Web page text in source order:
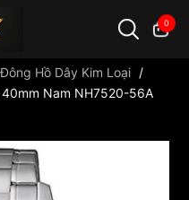
0
Đông Hồ Dây Kim Loại /
Nam NH7520-56A